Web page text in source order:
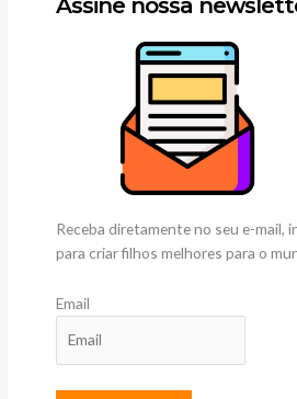
Assine nossa
Receba diretamente no seu e-mail,
para criar filhos melhores para o
Email